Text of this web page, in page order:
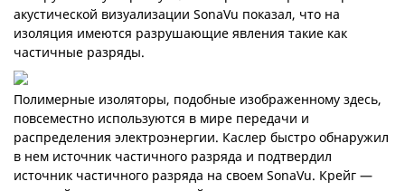
акустической визуализации SonaVu показал, что на
изоляция имеются разрушающие явления такие как
частичные разряды.
Полимерные изоляторы, подобные изображенному здесь,
повсеместно используются в мире передачи и
распределения электроэнергии. Каслер быстро обнаружил
в нем источник частичного разряда и подтвердил
источник частичного разряда на своем SonaVu. Крейг —